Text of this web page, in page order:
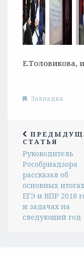
Е.Толовикова,
Закладка
СТАТЬЯ
Руководитель
Рособрнадзора
рассказал об
основных итогах
ЕГЭ и ВПР 2018
и задачах на
следующий год